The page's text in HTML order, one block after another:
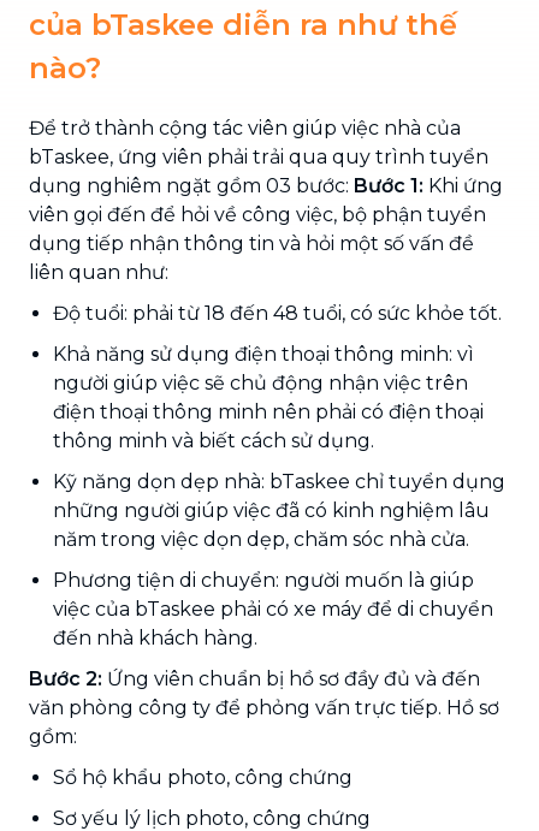
của bTaskee diễn ra như thế
nào?
Để trở thành cộng tác viên giúp việc nhà của
bTaskee, ứng viên phải trải qua quy trình tuyển
dụng nghiêm ngặt gồm 03 bước: Bước 1: Khi ứng
viên gọi đến để hỏi về công việc, bộ phận tuyển
dụng tiếp nhận thông tin và hỏi một số vấn đề
liên quan như:
Độ tuổi: phải từ 18 đến 48 tuổi, có sức khỏe tốt.
Khả năng sử dụng điện thoại thông minh: vì
người giúp việc sẽ chủ động nhận việc trên
điện thoại thông minh nên phải có điện thoại
thông minh và biết cách sử dụng.
Kỹ năng dọn dẹp nhà: bTaskee chỉ tuyển dụng
những người giúp việc đã có kinh nghiệm lâu
năm trong việc dọn dẹp, chăm sóc nhà cửa.
Phương tiện di chuyển: người muốn là giúp
việc của bTaskee phải có xe máy để di chuyển
đến nhà khách hàng.
Bước 2: Ứng viên chuẩn bị hồ sơ đầy đủ và đến
văn phòng công ty để phỏng vấn trực tiếp. Hồ sơ
gồm:
Sổ hộ khẩu photo, công chứng
Sơ yếu lý lịch photo, công chứng